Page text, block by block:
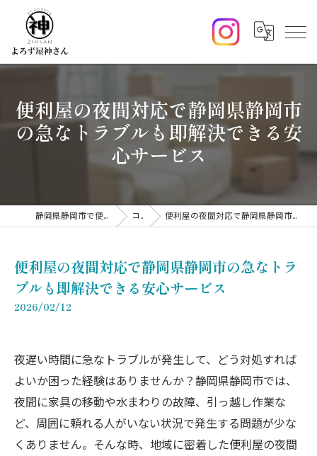
便利屋の夜間対応で静岡県静岡市
の急なトラブルも即解決できる安
心サービス
静岡県静岡市で便利屋ならよろず屋神さん コラム 便利屋の夜間対応で静岡県静岡市の急なトラブルも即解決できる安心サービス
便利屋の夜間対応で静岡県静岡市の急なトラ
ブルも即解決できる安心サービス
2026/02/12
夜遅い時間に急なトラブルが発生して、どう対処すれば
よいか困った経験はありませんか？静岡県静岡市では、
夜間に家具の移動や水まわりの故障、引っ越し作業な
ど、周囲に頼れる人がいない状況で発生する問題が少な
くありません。そんな時、地域に密着した便利屋の夜間